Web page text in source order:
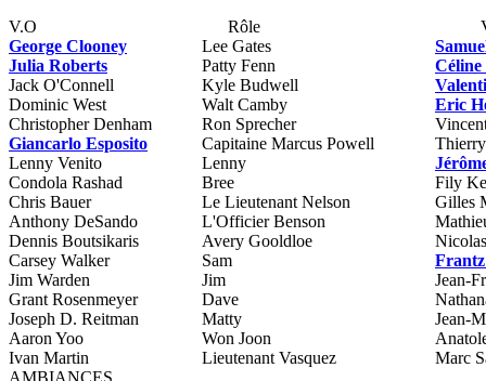
V.O Rôle
George Clooney
Lee Gates
Julia Roberts
Patty Fenn
Jack O'Connell
Kyle Budwell
Dominic West
Walt Camby
Eric
Christopher Denham
Ron Sprecher
Giancarlo Esposito
Capitaine Marcus Powell
Lenny Venito
Lenny
Condola Rashad
Bree
Fily
Chris Bauer
Le Lieutenant Nelson
Gilles
Anthony DeSando
L'Officier Benson
Dennis Boutsikaris
Avery Gooldloe
Carsey Walker
Sam
Jim Warden
Jim
Jean-
Grant Rosenmeyer
Dave
Joseph D. Reitman
Matty
Jean-
Aaron Yoo
Won Joon
Ivan Martin
Lieutenant Vasquez
Marc
AMBIANCES